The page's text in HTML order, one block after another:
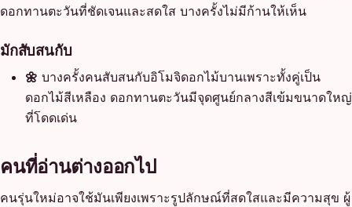
ดอกทานตะวันที่ชัดเจนและสดใส บางครั้งไม่มีก้านให้เห็น
มักสับสนกับ
🌼 บางครั้งคนสับสนกับอิโมจิดอกไม้บานเพราะทั้งคู่เป็น
ดอกไม้สีเหลือง ดอกทานตะวันมีจุดศูนย์กลางสีเข้มขนาดใหญ่
ที่โดดเด่น
คนที่อ่านต่างออกไป
คนรุ่นใหม่อาจใช้มันเพียงเพราะรูปลักษณ์ที่สดใสและมีความสุข ผู้